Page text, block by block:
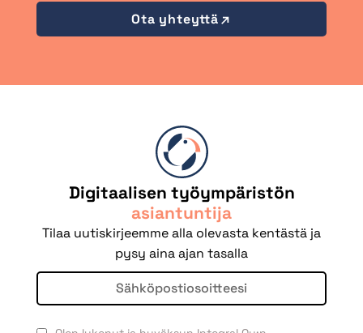
Ota yhteyttä
Digitaalisen työympäristön
asiantuntija
Tilaa uutiskirjeemme alla olevasta kentästä ja
pysy aina ajan tasalla